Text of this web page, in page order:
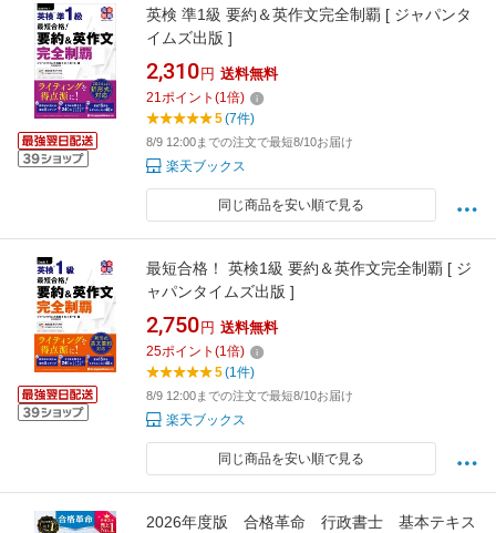
英検 準1級 要約＆英作文完全制覇 [ ジャパンタ
イムズ出版 ]
2,310 円 送料無料
21ポイント (1倍)
5(7件)
8/9 12:00までの注文で最短8/10お届け
楽天ブックス
同じ商品を安い順で見る
最短合格！ 英検1級 要約＆英作文完全制覇 [ ジ
ャパンタイムズ出版 ]
2,750 円 送料無料
25ポイント (1倍)
5(1件)
8/9 12:00までの注文で最短8/10お届け
楽天ブックス
同じ商品を安い順で見る
2026年度版 合格革命 行政書士 基本テキス